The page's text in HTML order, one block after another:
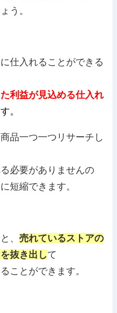
う。
仕入れることができる
利益が見込める仕入れ
。
品一つ一つリサーチし
必要がありませんの
短縮できます。
、売れているストアの
抜き出して
ことができます。